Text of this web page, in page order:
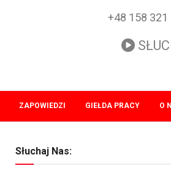
+48 158 321
ZAPOWIEDZI GIEŁDA PRACY O
Słuchaj Nas: